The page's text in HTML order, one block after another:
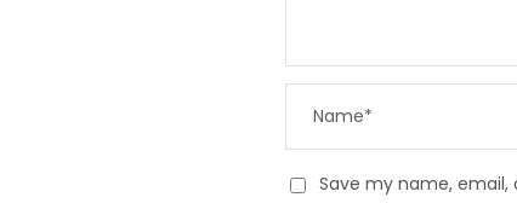
Save my name,